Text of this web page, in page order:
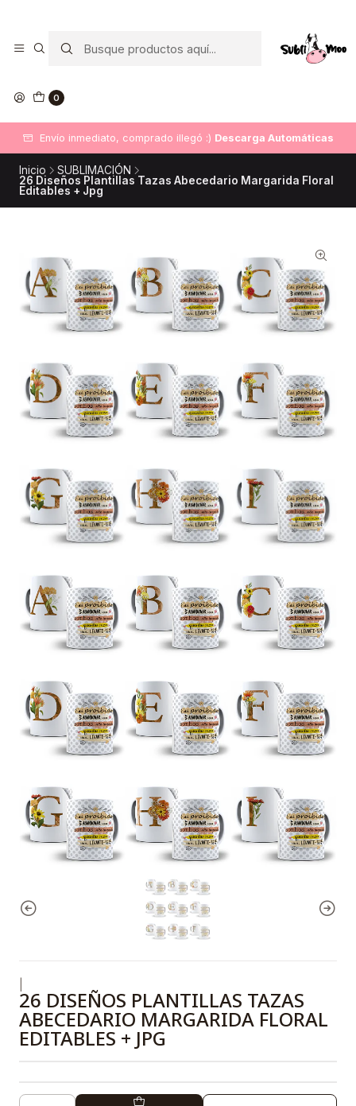
0
Envío inmediato, comprado illegó :) Descarga Automáticas
Inicio
SUBLIMACIÓN
26 Diseños Plantillas Tazas Abecedario Margarida Floral
Editables + Jpg
26 DISEÑOS PLANTILLAS TAZAS
ABECEDARIO MARGARIDA FLORAL
EDITABLES + JPG